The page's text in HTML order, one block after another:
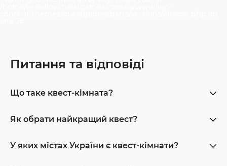
Питання та відповіді
Що таке квест-кімната?
Як обрати найкращий квест?
У яких містах України є квест-кімнати?